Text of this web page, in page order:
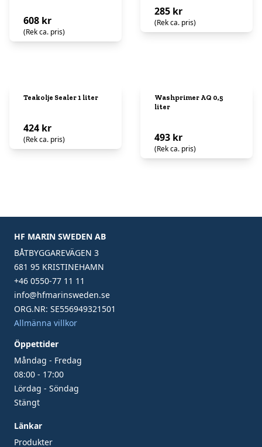
608 kr
(Rek ca. pris)
285 kr
(Rek ca. pris)
Teakolje Sealer 1 liter
424 kr
(Rek ca. pris)
Washprimer AQ 0,5
liter
493 kr
(Rek ca. pris)
HF MARIN SWEDEN AB
BÅTBYGGAREVÄGEN 3
681 95 KRISTINEHAMN
+46 0550-77 11 11
info@hfmarinsweden.se
ORG.NR: SE556949321501
Allmänna villkor
Öppettider
Måndag - Fredag
08:00 - 17:00
Lördag - Söndag
Stängt
Länkar
Produkter